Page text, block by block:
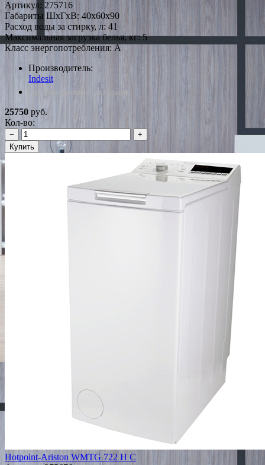
Артикул: 275716
Габариты ШxГxВ: 40x60x90
Расход воды за стирку, л: 41
Максимальная загрузка белья, кг: 5
Класс энергопотребления: A
Производитель:
Indesit
*Наличие уточняйте у менеджера
25750 руб.
Кол-во:
−
+
Купить
Hotpoint-Ariston WMTG 722 H C